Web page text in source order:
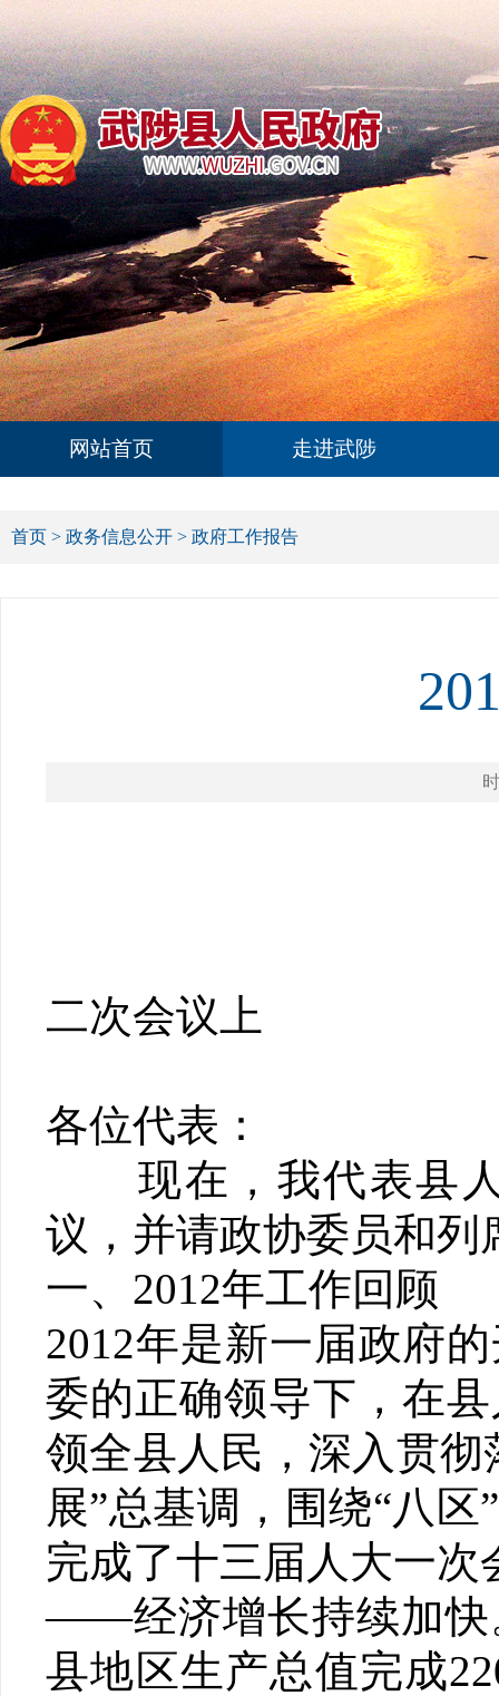
网站首页 走进武陟
首页 > 政务信息公开 > 政府工作报告
二次会议上
各位代表：
现在，我代表县人
议，并请政协委员和列
一、2012年工作回顾
2012年是新一届政府
委的正确领导下，在
领全县人民，深入贯
展”总基调，围绕“八
完成了十三届人大一
——经济增长持续加快
县地区生产总值完成